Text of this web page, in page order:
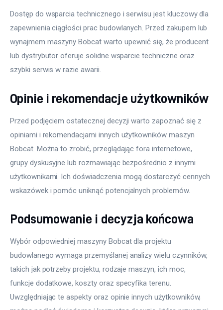
Dostęp do wsparcia technicznego i serwisu jest kluczowy dla
zapewnienia ciągłości prac budowlanych. Przed zakupem lub
wynajmem maszyny Bobcat warto upewnić się, że producent
lub dystrybutor oferuje solidne wsparcie techniczne oraz
szybki serwis w razie awarii.
Opinie i rekomendacje użytkowników
Przed podjęciem ostatecznej decyzji warto zapoznać się z
opiniami i rekomendacjami innych użytkowników maszyn
Bobcat. Można to zrobić, przeglądając fora internetowe,
grupy dyskusyjne lub rozmawiając bezpośrednio z innymi
użytkownikami. Ich doświadczenia mogą dostarczyć cennych
wskazówek i pomóc uniknąć potencjalnych problemów.
Podsumowanie i decyzja końcowa
Wybór odpowiedniej maszyny Bobcat dla projektu
budowlanego wymaga przemyślanej analizy wielu czynników,
takich jak potrzeby projektu, rodzaje maszyn, ich moc,
funkcje dodatkowe, koszty oraz specyfika terenu.
Uwzględniając te aspekty oraz opinie innych użytkowników,